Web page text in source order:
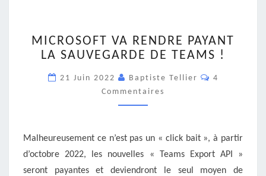
VA
RENDRE
LA
SAUVEGARDE
DE
MICROSOFT VA RENDRE PAYANT
LA SAUVEGARDE DE TEAMS !
21 Juin 2022 Baptiste Tellier
4
Commentaires
Malheureusement ce n’est pas un « click bait », à partir
d’octobre 2022, les nouvelles « Teams Export API »
seront payantes et deviendront le seul moyen de